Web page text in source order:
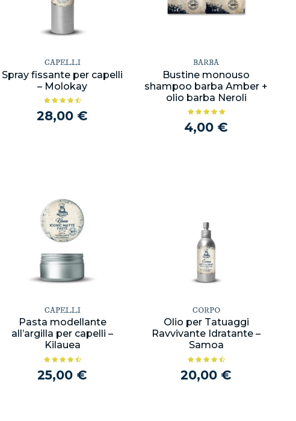
CAPELLI
Spray fissante per capelli
– Molokay
28,00 €
BARBA
Bustine monouso
shampoo barba Amber +
olio barba Neroli
4,00 €
CAPELLI
Pasta modellante
all’argilla per capelli –
Kilauea
25,00 €
CORPO
Olio per Tatuaggi
Ravvivante Idratante –
Samoa
20,00 €